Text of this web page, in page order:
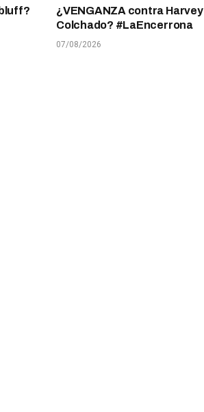
¿VENGANZA contra Harvey
Colchado? #LaEncerrona
07/08/2026